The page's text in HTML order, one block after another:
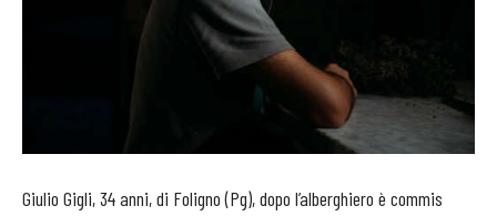
Giulio Gigli, 34 anni, di Foligno (Pg), dopo l’alberghiero è commis